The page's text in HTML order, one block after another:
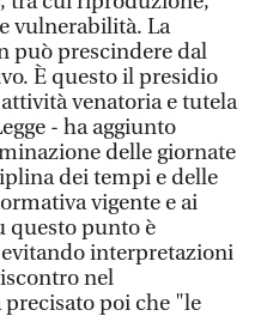
vulnerabilità. La
può prescindere dal
È questo il presidio
venatoria e tutela
- ha aggiunto
delle giornate
dei tempi e delle
vigente e ai
questo punto è
evitando interpretazioni
nel
poi che "le